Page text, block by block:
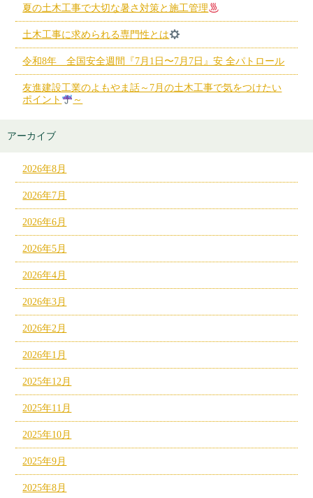
夏の土木工事で大切な暑さ対策と施工管理
土木工事に求められる専門性とは
令和8年 全国安全週間『7月1日〜7月7日』安 全パトロール
友進建設工業のよもやま話～7月の土木工事で気をつけたい
ポイント
～
アーカイブ
2026年8月
2026年7月
2026年6月
2026年5月
2026年4月
2026年3月
2026年2月
2026年1月
2025年12月
2025年11月
2025年10月
2025年9月
2025年8月